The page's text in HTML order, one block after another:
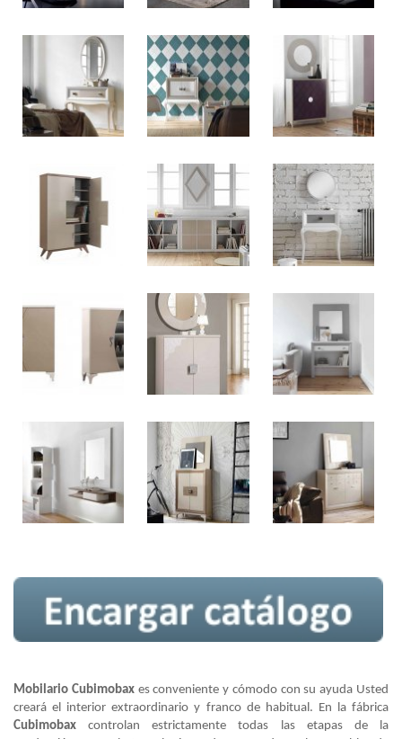
Mobilario Cubimobaxes conveniente y cómodo con su ayuda Usted
creará el interior extraordinario y franco de habitual. En la fábrica
Cubimobax controlan estrictamente todas las etapas de la